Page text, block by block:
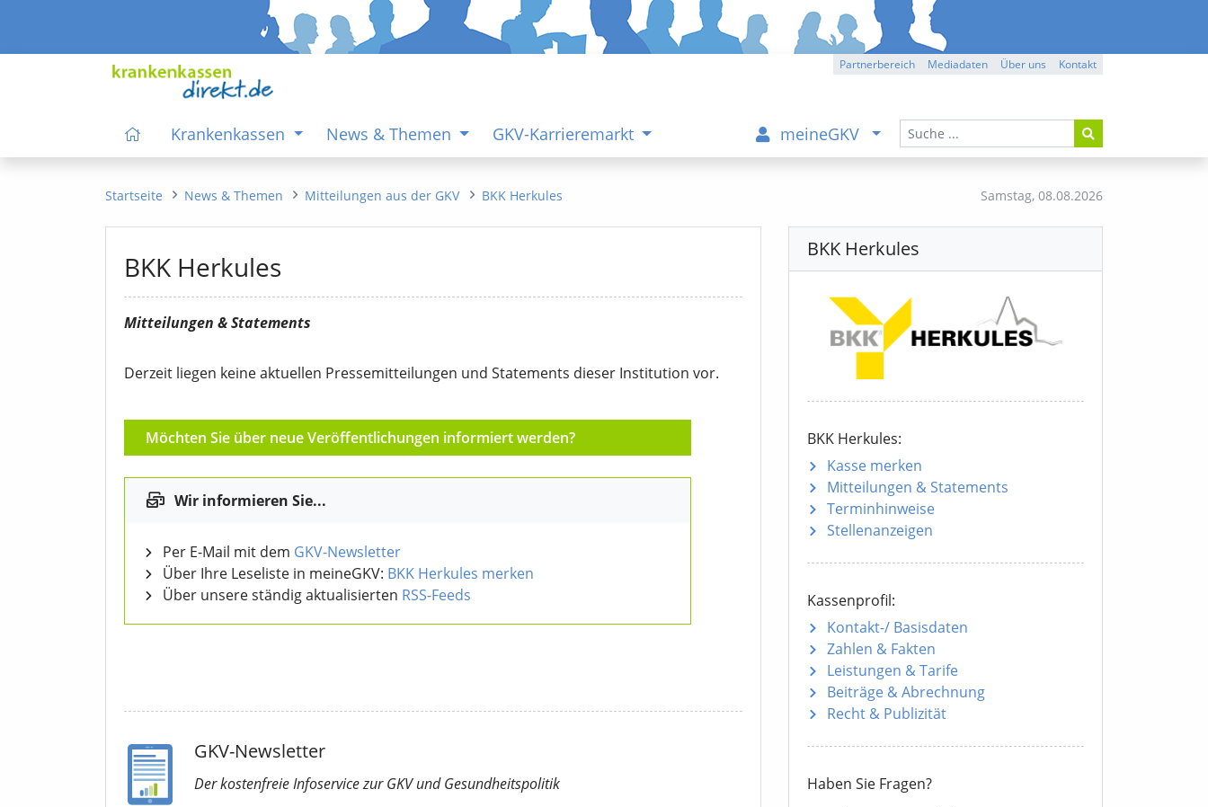
Partnerbereich Mediadaten Über uns Kontakt
Krankenkassen News & Themen GKV-Karrieremarkt meineGKV
Samstag, 08.08.2026
Startseite News & Themen Mitteilungen aus der GKV BKK Herkules
BKK Herkules
Mitteilungen & Statements
Derzeit liegen keine aktuellen Pressemitteilungen und Statements dieser Institution vor.
Möchten Sie über neue Veröffentlichungen informiert werden?
Wir informieren Sie...
Per E-Mail mit dem GKV-Newsletter
Über Ihre Leseliste in meineGKV: BKK Herkules merken
Über unsere ständig aktualisierten RSS-Feeds
GKV-Newsletter
Der kostenfreie Infoservicezur GKVund Gesundheitspolitik
BKK Herkules
BKK Herkules:
Kasse merken
Mitteilungen & Statements
Terminhinweise
Stellenanzeigen
Kassenprofil:
Kontakt-/ Basisdaten
Zahlen & Fakten
Leistungen & Tarife
Beiträge & Abrechnung
Recht & Publizität
Haben Sie Fragen?